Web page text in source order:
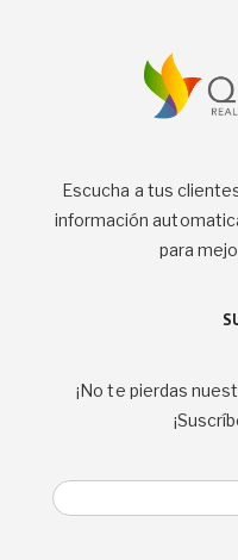
Escucha a tus
información
para
¡No te pierdas
E
m